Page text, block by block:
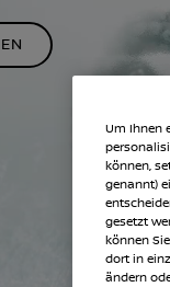
Um Ihnen
können,
genannt)
gesetzt
können
dort in
ändern